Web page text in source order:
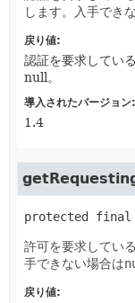
します。入手でき
戻り値:
認証を要求してい
null。
導入されたバージョン:
1.4
protected final
許可を要求してい
手できない場合は
戻り値: